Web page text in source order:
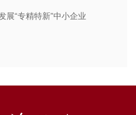
展“专精特新”中小企业